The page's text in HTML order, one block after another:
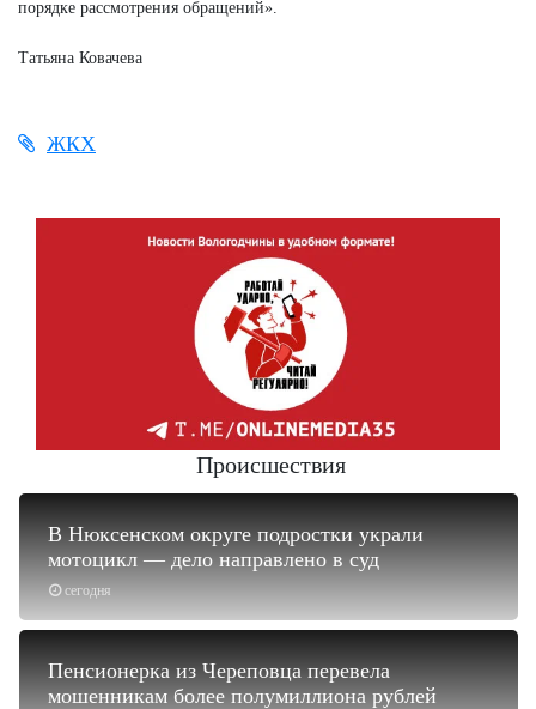
порядке рассмотрения обращений».
Татьяна Ковачева
ЖКХ
Происшествия
сегодня
В Нюксенском округе подростки украли
мотоцикл — дело направлено в суд
Пенсионерка из Череповца перевела
мошенникам более полумиллиона рублей